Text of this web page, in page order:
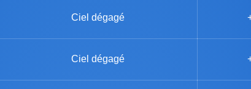
Ciel dégagé
Ciel dégagé